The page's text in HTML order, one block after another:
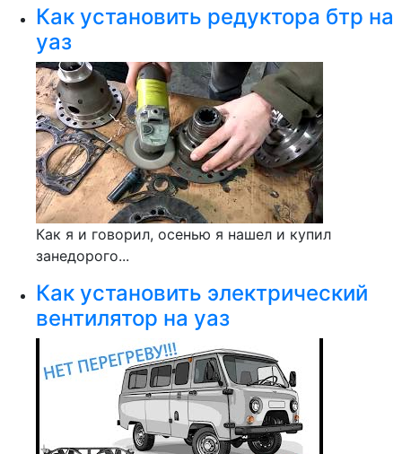
Как установить редуктора бтр на
уаз
Как я и говорил, осенью я нашел и купил
занедорого...
Как установить электрический
вентилятор на уаз